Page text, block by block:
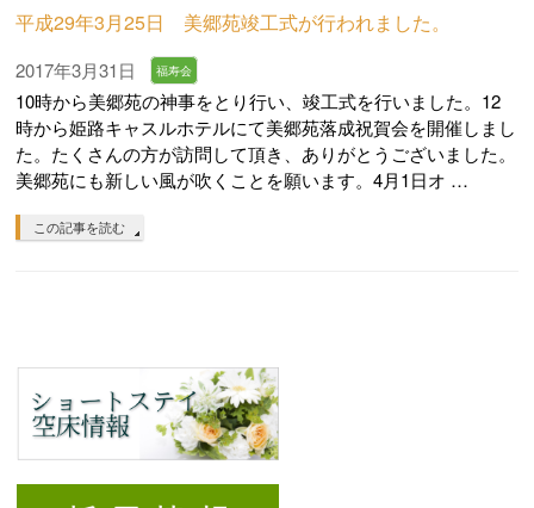
平成29年3月25日 美郷苑竣工式が行われました。
2017年3月31日 福寿会
10時から美郷苑の神事をとり行い、竣工式を行いました。12
時から姫路キャスルホテルにて美郷苑落成祝賀会を開催しまし
た。たくさんの方が訪問して頂き、ありがとうございました。
美郷苑にも新しい風が吹くことを願います。4月1日オ …
この記事を読む